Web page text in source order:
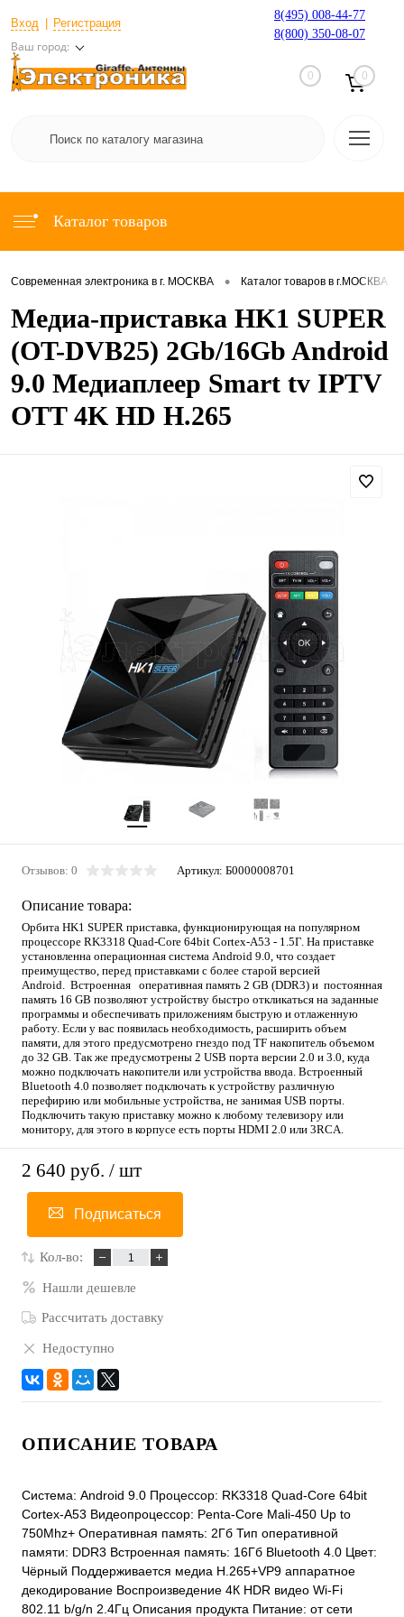
Вход Регистрация
Ваш город:
8(495) 008-44-77
8(800) 350-08-07
0 0
Каталог товаров
Современная электроника в г. МОСКВА • Каталог товаров в г.МОСКВА
Медиа-приставка HK1 SUPER
(OT-DVB25) 2Gb/16Gb Android
9.0 Медиаплеер Smart tv IPTV
OTT 4K HD H.265
Отзывов: 0 Артикул: Б0000008701
Описание товара:
Орбита HK1 SUPER приставка, функционирующая на популярном
процессоре RK3318 Quad-Core 64bit Cortex-A53 - 1.5Г. На приставке
установленна операционная система Android 9.0, что создает
преимущество, перед приставками с более старой версией
Android. Встроенная оперативная память 2 GB (DDR3) и постоянная
память 16 GB позволяют устройству быстро откликаться на заданные
программы и обеспечивать приложениям быструю и отлаженную
работу. Если у вас появилась необходимость, расширить объем
памяти, для этого предусмотрено гнездо под TF накопитель объемом
до 32 GB. Так же предусмотрены 2 USB порта версии 2.0 и 3.0, куда
можно подключать накопители или устройства ввода. Встроенный
Bluetooth 4.0 позволяет подключать к устройству различную
перефирию или мобильные устройства, не занимая USB порты.
Подключить такую приставку можно к любому телевизору или
монитору, для этого в корпусе есть порты HDMI 2.0 или 3RCA.
2 640 руб. / шт
Подписаться
Кол-во:
Нашли дешевле
Рассчитать доставку
Недоступно
ОПИСАНИЕ ТОВАРА
Система: Android 9.0 Процессор: RK3318 Quad-Core 64bit
Cortex-A53 Видеопроцессор: Penta-Core Mali-450 Up to
750Mhz+ Оперативная память: 2Гб Тип оперативной
памяти: DDR3 Встроенная память: 16Гб Bluetooth 4.0 Цвет:
Чёрный Поддерживается медиа H.265+VP9 аппаратное
декодирование Воспроизведение 4К HDR видео Wi-Fi
802.11 b/g/n 2.4Гц Описания продукта Питание: от сети